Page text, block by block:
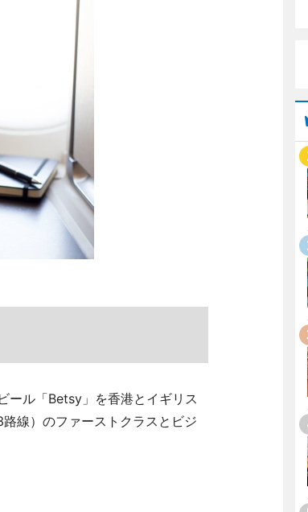
ール「Betsy」を香港とイギリス
線）のファーストクラスとビジ